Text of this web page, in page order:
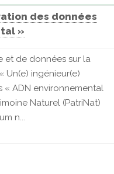
des données
»
et de données sur la
Un(e) ingénieur(e)
ADN environnemental
Naturel (PatriNat)
n...